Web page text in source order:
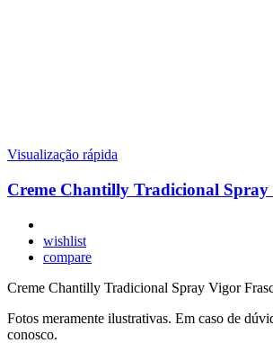
Visualização rápida
Creme Chantilly Tradicional Spray
wishlist
compare
Creme Chantilly Tradicional Spray Vigor
Fotos meramente ilustrativas. Em caso de
conosco.